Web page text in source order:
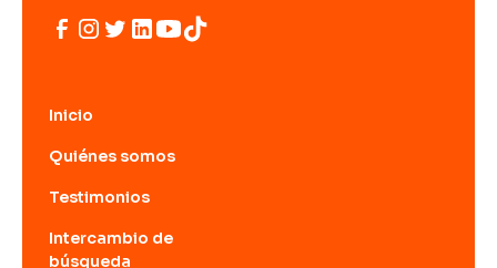
Inicio
Quiénes somos
Testimonios
Intercambio de
búsqueda